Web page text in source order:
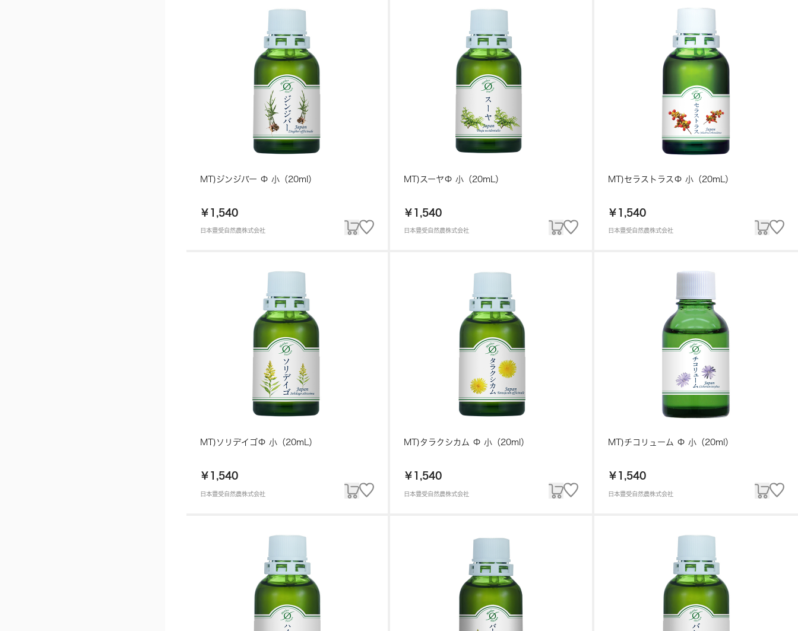
MT)ジンジバー Φ 小（20ml）
￥1,540
日本豊受自然農株式会社
MT)スーヤΦ 小（20mL）
￥1,540
日本豊受自然農株式会社
MT)セラストラスΦ 小（20mL）
￥1,540
日本豊受自然農株式会社
MT)ソリデイゴΦ 小（20mL）
￥1,540
日本豊受自然農株式会社
MT)タラクシカム Φ 小（20ml）
￥1,540
日本豊受自然農株式会社
MT)チコリューム Φ 小（20ml）
￥1,540
日本豊受自然農株式会社